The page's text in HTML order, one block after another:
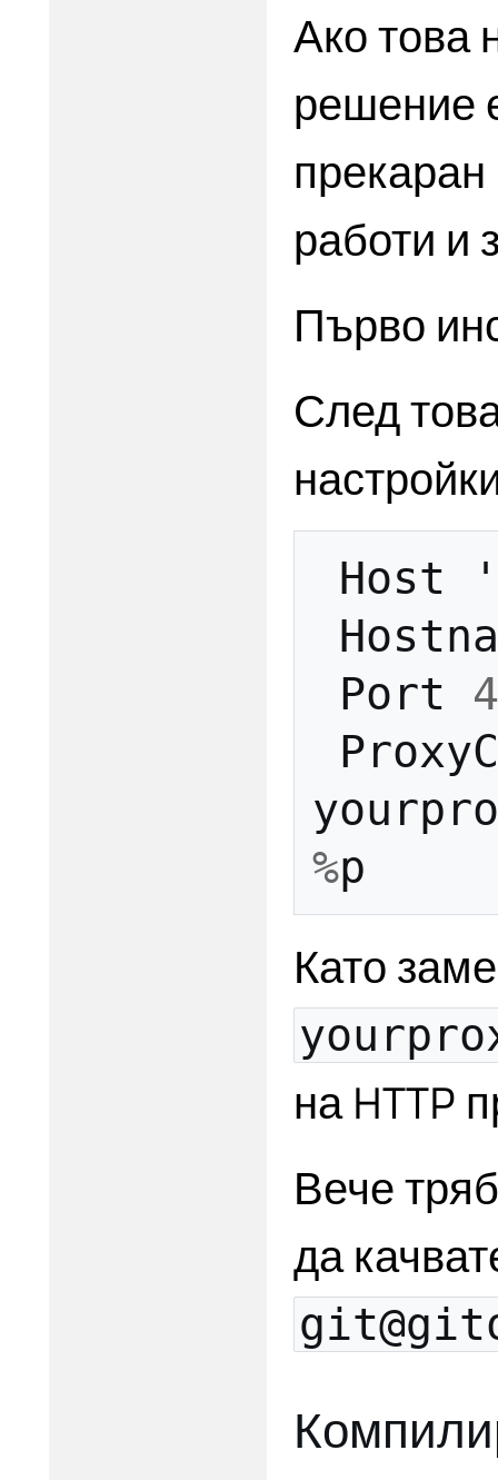
Ако това
решение
работи и
Първо
След
Host
Port
%p
Като
на HTTP
Вече
да